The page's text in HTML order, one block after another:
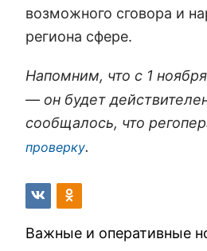
возможного сговора и
региона сфере.
Напомним, что с 1
— он будет
сообщалось, что
проверку.
Важные и оперативные